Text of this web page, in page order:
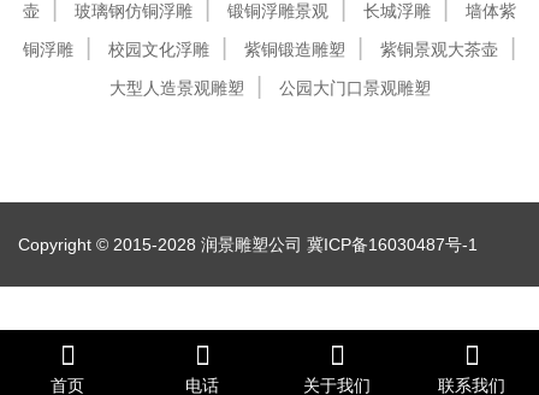
壶
玻璃钢仿铜浮雕 锻铜浮雕景观 长城浮雕
墙体紫
铜浮雕
校园文化浮雕 紫铜锻造雕塑
紫铜景观大茶壶
大型人造景观雕塑
公园大门口景观雕塑
Copyright © 2015-2028 润景雕塑公司 冀ICP备16030487号-1
首页 电话 关于我们 联系我们